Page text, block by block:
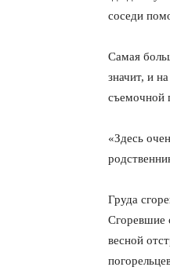
соседи
Самая
значит, и
съемочной
«Здесь
Груда
Сгоревшие
весной